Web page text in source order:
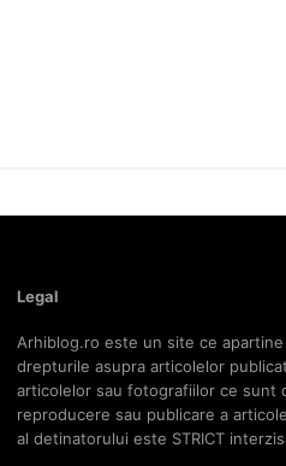
Legal
Arhiblog.ro este un site ce
drepturile asupra articolelor
articolelor sau fotografiilor ce sunt
reproducere sau publicare a
al detinatorului este STRICT